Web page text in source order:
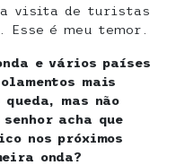
visita de turistas
é meu temor.
e vários países
mais
mas não
acha que
nos próximos
onda?